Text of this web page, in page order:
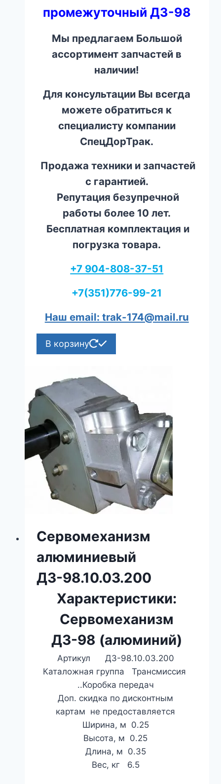
промежуточный ДЗ-98
Мы предлагаем Большой
ассортимент запчастей в
наличии!
Для консультации Вы всегда
можете обратиться к
специалисту компании
СпецДорТрак.
Продажа техники и запчастей
с гарантией.
Репутация безупречной
работы более 10 лет.
Бесплатная комплектация и
погрузка товара.
+7 904-808-37-51
+7(351)776-99-21
Наш email: trak-174@mail.ru
В корзину
Сервомеханизм
алюминиевый
ДЗ-98.10.03.200
Характеристики:
Сервомеханизм
ДЗ-98 (алюминий)
Артикул ДЗ-98.10.03.200
Каталожная группа Трансмиссия
..Коробка передач
Доп. скидка по дисконтным
картам не предоставляется
Ширина, м 0.25
Высота, м 0.25
Длина, м 0.35
Вес, кг 6.5